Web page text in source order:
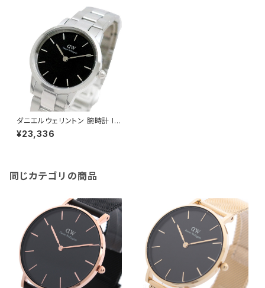
ダニエルウェリントン 腕時計 IC
ONIC LINK 28 DW0010020
8 ブラック シルバー
¥23,336
同じカテゴリの商品